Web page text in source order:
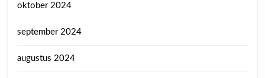
oktober 2024
september 2024
augustus 2024